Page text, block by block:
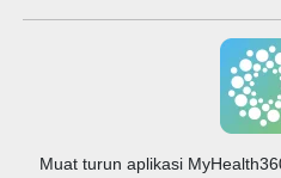
Muat turun aplikasi